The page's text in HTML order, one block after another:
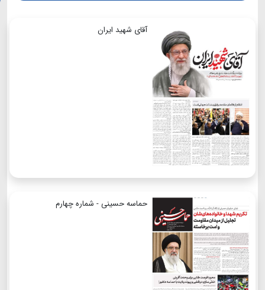
آقای شهید ایران
حماسه حسینی - شماره چهارم